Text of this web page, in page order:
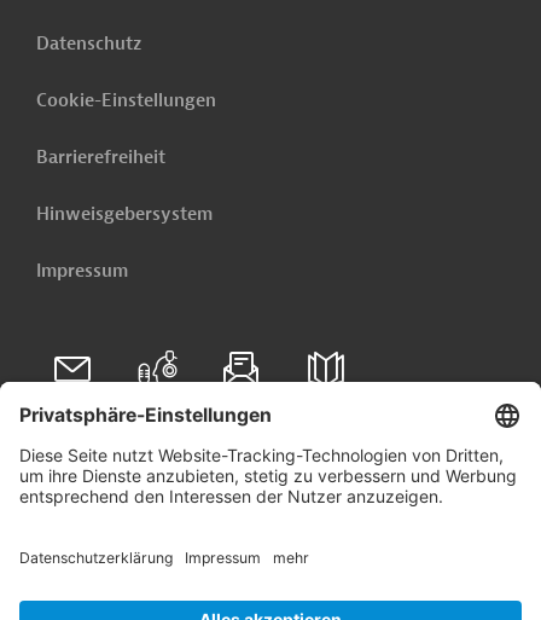
Datenschutz
Cookie-Einstellungen
Barrierefreiheit
Hinweisgebersystem
Impressum
Folgen Sie uns auf
Linkedin